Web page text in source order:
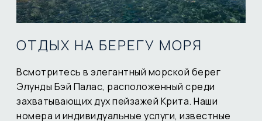
ОТДЫХ НА БЕРЕГУ МОРЯ
Всмотритесь в элегантный морской берег
Элунды Бэй Палас, расположенный среди
захватывающих дух пейзажей Крита. Наши
номера и индивидуальные услуги, известные